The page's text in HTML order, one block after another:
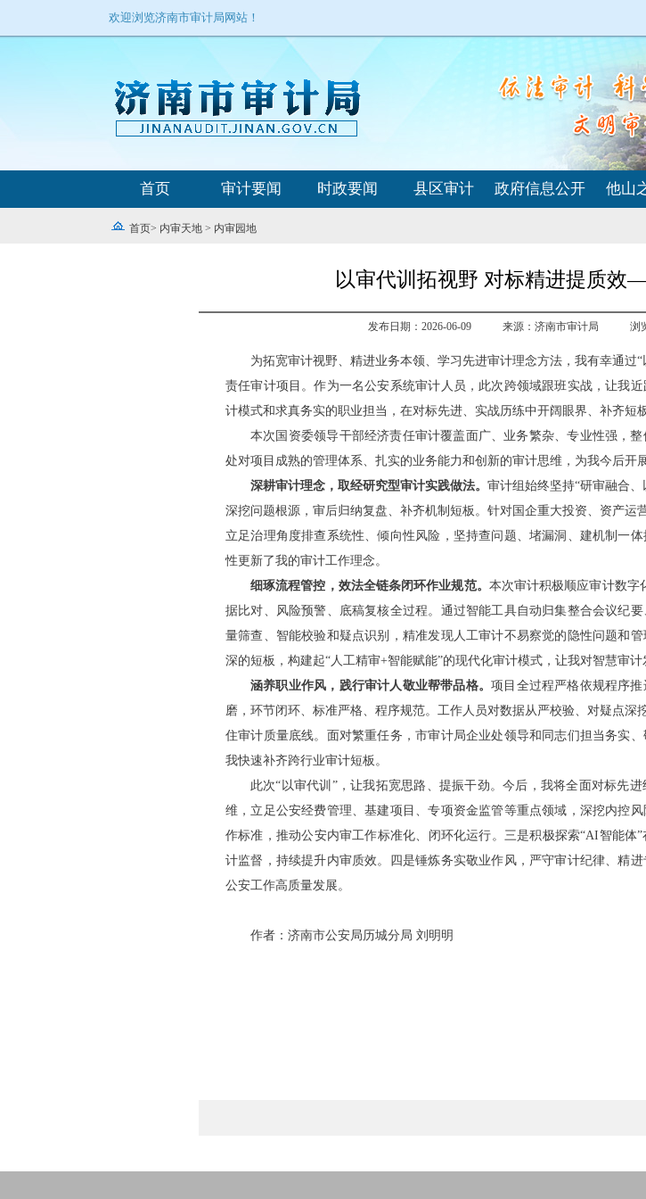
欢迎浏览济南市审计局网站！
首页 审计要闻 时政要闻 县区审计 政府信息公开 他山
首页> 内审天地 > 内审园地
以审代训拓视野 对标精进提质效
发布日期：2026-06-09 来源：济南市审计局 浏
为拓宽审计视野、精进业务本领、学习先进审计理念方法，我有幸通过
责任审计项目。作为一名公安系统审计人员，此次跨领域跟班实战，让我
计模式和求真务实的职业担当，在对标先进、实战历练中开阔眼界、补齐短
本次国资委领导干部经济责任审计覆盖面广、业务繁杂、专业性强，
处对项目成熟的管理体系、扎实的业务能力和创新的审计思维，为我今后开
深耕审计理念，取经研究型审计实践做法。 审计组始终坚持“研审融合
深挖问题根源，审后归纳复盘、补齐机制短板。针对国企重大投资、资产运
立足治理角度排查系统性、倾向性风险，坚持查问题、堵漏洞、建机制一
性更新了我的审计工作理念。
细琢流程管控，效法全链条闭环作业规范。 本次审计积极顺应审计数字
据比对、风险预警、底稿复核全过程。通过智能工具自动归集整合会议纪
量筛查、智能校验和疑点识别，精准发现人工审计不易察觉的隐性问题和
深的短板，构建起“人工精审+智能赋能”的现代化审计模式，让我对智慧审计
涵养职业作风，践行审计人敬业帮带品格。项目全过程严格依规程序
磨，环节闭环、标准严格、程序规范。工作人员对数据从严校验、对疑点深
住审计质量底线。面对繁重任务，市审计局企业处领导和同志们担当务实
我快速补齐跨行业审计短板。
此次“以审代训”，让我拓宽思路、提振干劲。今后，我将全面对标先
维，立足公安经费管理、基建项目、专项资金监管等重点领域，深挖内控
作标准，推动公安内审工作标准化、闭环化运行。三是积极探索“AI智能
计监督，持续提升内审质效。四是锤炼务实敬业作风，严守审计纪律、精
公安工作高质量发展。
作者：济南市公安局历城分局 刘明明